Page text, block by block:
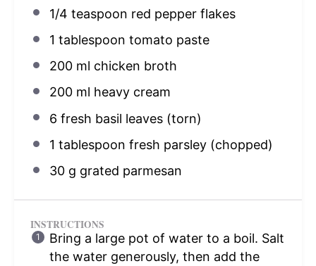
1/4 teaspoon red pepper flakes
1 tablespoon tomato paste
200ml chicken broth
200ml heavy cream
6 fresh basil leaves (torn)
1 tablespoon fresh parsley (chopped)
30 g grated parmesan
INSTRUCTIONS
Bring a large pot of water to a boil. Salt
the water generously, then add the